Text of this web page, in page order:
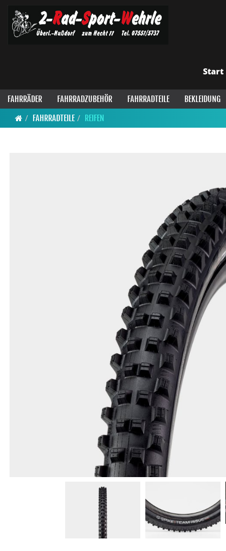
Start
FAHRRÄDER FAHRRADZUBEHÖR FAHRRADTEILE BEKLEIDUNG
FAHRRADTEILE
REIFEN